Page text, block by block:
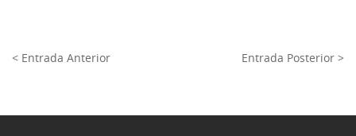
< Entrada Anterior Entrada Posterior >